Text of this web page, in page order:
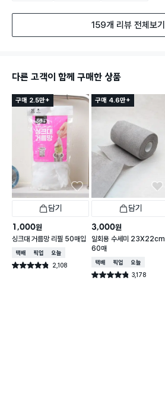
159개 리뷰 전체보기
다른 고객이 함께 구매한 상품
구매 2.5만+
담기
1,000원
싱크대 거름망 리필 50매입
택배배송매장픽업오늘배송
별점 4.8점 2,108
건 작성
구매 4.6만+
담기
3,000원
일회용 수세미 23X22cm
60매
택배배송매장픽업오늘배송
별점 4.8점 3,178
건 작성